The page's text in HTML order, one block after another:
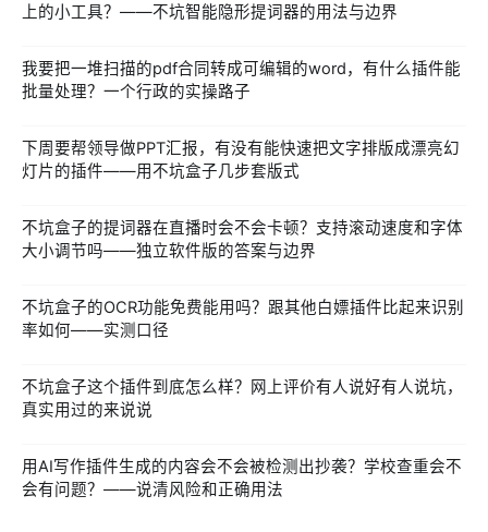
上的小工具？——不坑智能隐形提词器的用法与边界
我要把一堆扫描的pdf合同转成可编辑的word，有什么插件能
批量处理？一个行政的实操路子
下周要帮领导做PPT汇报，有没有能快速把文字排版成漂亮幻
灯片的插件——用不坑盒子几步套版式
不坑盒子的提词器在直播时会不会卡顿？支持滚动速度和字体
大小调节吗——独立软件版的答案与边界
不坑盒子的OCR功能免费能用吗？跟其他白嫖插件比起来识别
率如何——实测口径
不坑盒子这个插件到底怎么样？网上评价有人说好有人说坑，
真实用过的来说说
用AI写作插件生成的内容会不会被检测出抄袭？学校查重会不
会有问题？——说清风险和正确用法